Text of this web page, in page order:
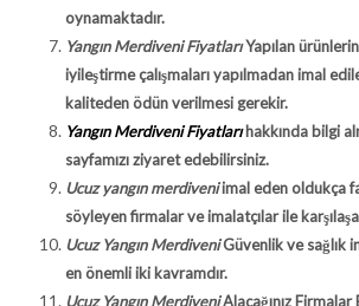
oynamaktadır.
Yangın Merdiveni FiyatlarıYapılan
iyileştirme çalışmaları yapılmadan imal
kaliteden ödün verilmesi gerekir.
Yangın Merdiveni Fiyatlarıhakkında bilgi
sayfamızı ziyaret edebilirsiniz.
Ucuz yangın merdiveniimal eden oldukça
söyleyen firmalar ve imalatçılar ile
Ucuz Yangın MerdiveniGüvenlik ve sağlık
en önemli iki kavramdır.
Ucuz Yangın MerdiveniAlacağınız